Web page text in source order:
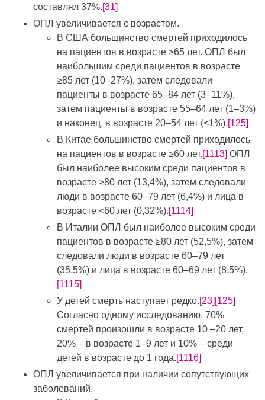
составлял 37%.[31]
ОПЛ увеличивается с возрастом.
В США большинство смертей приходилось
на пациентов в возрасте ≥65 лет. ОПЛ был
наибольшим среди пациентов в возрасте
≥85 лет (10–27%), затем следовали
пациенты в возрасте 65–84 лет (3–11%),
затем пациенты в возрасте 55–64 лет (1–3%)
и наконец, в возрасте 20–54 лет (<1%).[125]
В Китае большинство смертей приходилось
на пациентов в возрасте ≥60 лет.[1113] ОПЛ
был наиболее высоким среди пациентов в
возрасте ≥80 лет (13,4%), затем следовали
люди в возрасте 60–79 лет (6,4%) и лица в
возрасте <60 лет (0,32%).[1114]
В Италии ОПЛ был наиболее высоким среди
пациентов в возрасте ≥80 лет (52,5%), затем
следовали люди в возрасте 60–79 лет
(35,5%) и лица в возрасте 60–69 лет (8,5%).
[1115]
У детей смерть наступает редко.[23] [125]
Согласно одному исследованию, 70%
смертей произошли в возрасте 10 –20 лет,
20% – в возрасте 1–9 лет и 10% – среди
детей в возрасте до 1 года.[1116]
ОПЛ увеличивается при наличии сопутствующих
заболеваний.